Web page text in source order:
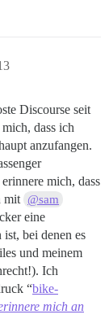
Discourse seit
dass ich
anzufangen.
mich, dass
mit @sam
eine
bei denen es
und meinem
Ich
“bike-
mich an